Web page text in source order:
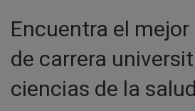
Encuentra el
de carrera
ciencias de la salud